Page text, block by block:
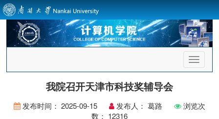
首
页
我院召开天津市科技奖辅导会
发布时间： 2025-09-15 发布人： 葛路
浏览次
数： 12316